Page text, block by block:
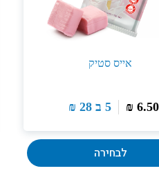
אייס סטיק
₪ 6.50 5 ב ₪ 28
לבחירה